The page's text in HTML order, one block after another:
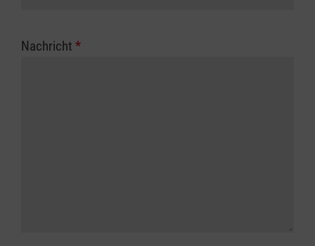
Nachricht *